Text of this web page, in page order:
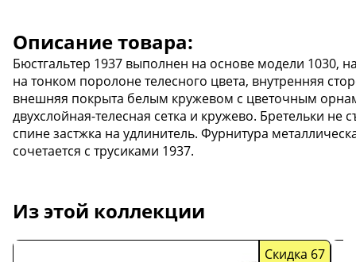
Описание товара:
Бюстгальтер 1937 выполнен на основе модели 1030,
на тонком поролоне телесного цвета, внутренняя
внешняя покрыта белым кружевом с цветочным
двухслойная-телесная сетка и кружево. Бретельки
спине застжка на удлинитель. Фурнитура
сочетается с трусиками 1937.
Из этой коллекции
Скидка 67